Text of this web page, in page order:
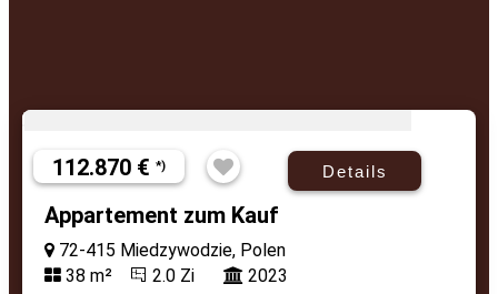
112.870 € *) Details
Appartement zum Kauf
72-415 Miedzywodzie, Polen
38 m²
2.0 Zi 2023